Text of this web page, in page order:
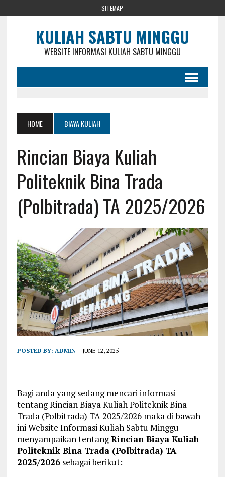
SITEMAP
KULIAH SABTU MINGGU
WEBSITE INFORMASI KULIAH SABTU MINGGU
HOME BIAYA KULIAH
Rincian Biaya Kuliah
Politeknik Bina Trada
(Polbitrada) TA 2025/2026
POSTED BY: ADMIN JUNE 12, 2025
Bagi anda yang sedang mencari informasi
tentang Rincian Biaya Kuliah Politeknik Bina
Trada (Polbitrada) TA 2025/2026 maka di bawah
ini Website Informasi Kuliah Sabtu Minggu
menyampaikan tentangRincian Biaya Kuliah
Politeknik Bina Trada (Polbitrada) TA
2025/2026sebagai berikut: